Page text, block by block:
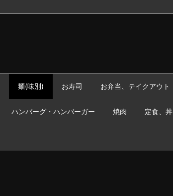
麺(味別) お寿司 お弁当、テイクアウト
ハンバーグ・ハンバーガー 焼肉 定食、丼